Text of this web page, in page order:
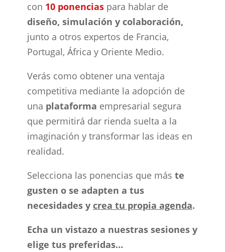
con 10 ponenciaspara hablar de
diseño, simulación y colaboración,
junto a otros expertos de Francia,
Portugal, África y Oriente Medio.
Verás como obtener una ventaja
competitiva mediante la adopción de
una plataforma empresarial segura
que permitirá dar rienda suelta a la
imaginación y transformar las ideas en
realidad.
Selecciona las ponencias que más te
gusten o se adapten a tus
necesidades y crea tu propia agenda.
Echa un vistazo a nuestras sesiones y
elige tus preferidas…